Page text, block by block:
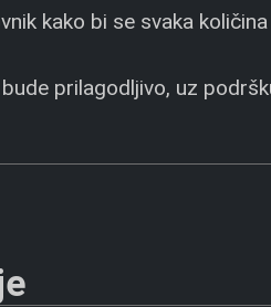
kako bi se svaka
prilagodljivo, uz